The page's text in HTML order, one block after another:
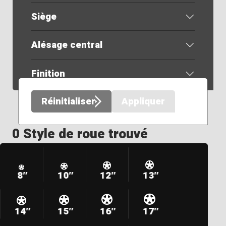
Siège
Alésage central
Finition
Réinitialiser
Appliquer
0 Style de roue trouvé
8″ 10″ 12″ 13″
14″ 15″ 16″ 17″